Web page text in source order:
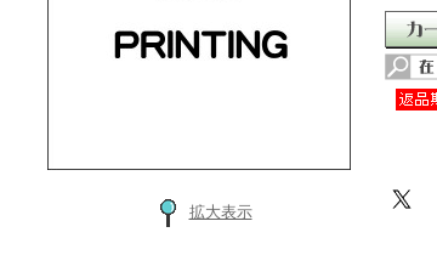
拡大表示